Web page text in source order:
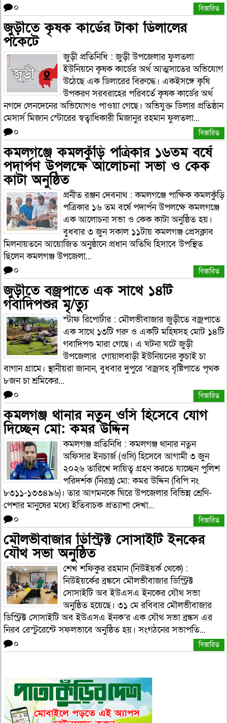
০ বিস্তারিত
জুড়ীতে কৃষক কার্ডের টাকা ডিলালের
পকেটে
জুড়ী প্রতিনিধি : জুড়ী উপজেলার ফুলতলা
ইউনিয়নে কৃষক কার্ডের অর্থ আত্মসাতের অভিযোগ
উঠেছে এক ডিলারের বিরুদ্ধে। একইসঙ্গে কৃষি
উপকরণ সরবরাহের পরিবর্তে কৃষক কার্ডের অর্থ
নগদে লেনদেনের অভিযোগও পাওয়া গেছে। অভিযুক্ত ডিলার প্রতিষ্ঠান
মেসার্স মিজান স্টোরের স্বত্বাধিকারী মিজানুর রহমান ফুলতলা...
০ বিস্তারিত
কমলগঞ্জে কমলকুঁড়ি পত্রিকার ১৬তম বর্ষে
পদার্পণ উপলক্ষে আলোচনা সভা ও কেক
কাটা অনুষ্ঠিত
প্রনীত রঞ্জন দেবনাথ : কমলগঞ্জে পাক্ষিক কমলকুঁড়ি
পত্রিকার ১৬ তম বর্ষে পদার্পন উপলক্ষে কমলগঞ্জে
এক আলোচনা সভা ও কেক কাটা অনুষ্ঠিত হয়।
বুধবার ৩ জুন সকাল ১১টায় কমলগঞ্জ প্রেসক্লাব
মিলনায়তনে আয়োজিত অনুষ্ঠানে প্রধান অতিথি হিসাবে উপস্থিত
ছিলেন কমলগঞ্জ উপজেলা...
০ বিস্তারিত
জুড়ীতে বজ্রপাতে এক সাথে ১৪টি
গবাদিপশুর মৃ/ত্যু
স্টাফ রিপোর্টার : মৌলভীবাজার জুড়ীতে বজ্রপাতে
এক সাথে ১৩টি গরু ও একটি মহিষসহ মোট ১৪টি
গবাদিপশু মারা গেছে। এ ঘটনা ঘটে জুড়ী
উপজেলার গোয়ালবাড়ী ইউনিয়নের কুচাই চা
বাগান গ্রামে। স্থানীয়রা জানান, বুধবার দুপুরে ‘বজ্রসহ বৃষ্টিপাতে পৃথক
৮জন চা শ্রমিকের...
০ বিস্তারিত
কমলগঞ্জ থানার নতুন ওসি হিসেবে যোগ
দিচ্ছেন মো: কমর উদ্দিন
কমলগঞ্জ প্রতিনিধি : কমলগঞ্জ থানার নতুন
অফিসার ইনচার্জ (ওসি) হিসেবে আগামী ৩ জুন
২০২৬ তারিখে দায়িত্ব গ্রহণ করতে যাচ্ছেন পুলিশ
পরিদর্শক (নিরস্ত্র) মো: কমর উদ্দিন (বিপি নং
৮৩১১-১৩৩৪৯৬)। তার আগমনকে ঘিরে উপজেলার বিভিন্ন শ্রেণি-
পেশার মানুষের মধ্যে ইতিবাচক প্রত্যাশা দেখা...
০ বিস্তারিত
মৌলভীবাজার ডিস্ট্রিক্ট সোসাইটি ইনকের
যৌথ সভা অনুষ্ঠিত
শেখ শফিকুর রহমান (নিউইয়র্ক থেকে) :
নিউইয়র্কের ব্রঙ্কসে মৌলভীবাজার ডিস্ট্রিক্ট
সোসাইটি অব ইউএসএ ইনকের যৌথ সভা
অনুষ্ঠিত হয়েছে। ৩১ মে রবিবার মৌলভীবাজার
ডিস্ট্রিক্ট সোসাইটি অব ইউএসএ ইনক’র এক যৌথ সভা ব্রঙ্কস এর
নিরব রেস্টুরেন্টে সফলভাবে অনুষ্ঠিত হয়। সংগঠনের সভাপতি...
০ বিস্তারিত